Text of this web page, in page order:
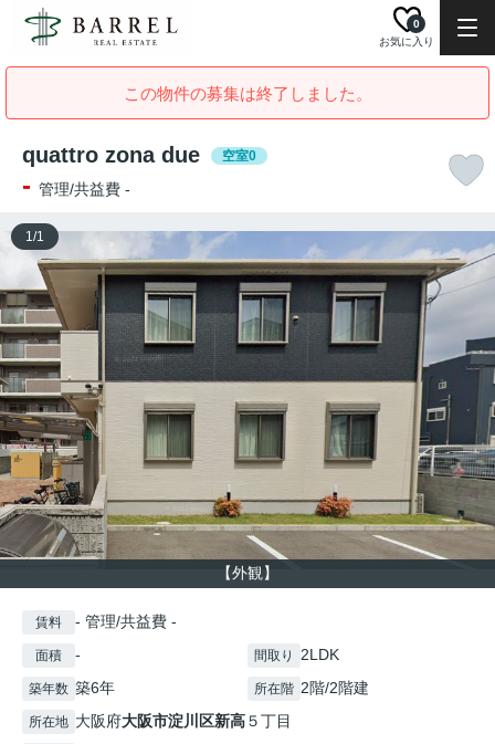
お気に入り
0
この物件の募集は終了しました。
quattro zona due 空室0
- 管理/共益費 -
【外観】
1/1
賃料 - 管理/共益費 -
面積 - 間取り 2LDK
築年数 築6年 所在階 2階/2階建
所在地 大阪府大阪市淀川区新高５丁目